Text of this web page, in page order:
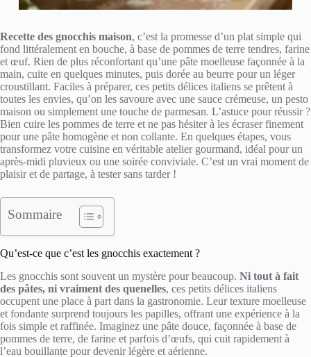
Recette des gnocchis maison, c’est la promesse d’un plat simple qui
fond littéralement en bouche, à base de pommes de terre tendres, farine
et œuf. Rien de plus réconfortant qu’une pâte moelleuse façonnée à la
main, cuite en quelques minutes, puis dorée au beurre pour un léger
croustillant. Faciles à préparer, ces petits délices italiens se prêtent à
toutes les envies, qu’on les savoure avec une sauce crémeuse, un pesto
maison ou simplement une touche de parmesan. L’astuce pour réussir ?
Bien cuire les pommes de terre et ne pas hésiter à les écraser finement
pour une pâte homogène et non collante. En quelques étapes, vous
transformez votre cuisine en véritable atelier gourmand, idéal pour un
après-midi pluvieux ou une soirée conviviale. C’est un vrai moment de
plaisir et de partage, à tester sans tarder !
Sommaire
Qu’est-ce que c’est les gnocchis exactement ?
Les gnocchis sont souvent un mystère pour beaucoup. Ni tout à fait
des pâtes, ni vraiment des quenelles, ces petits délices italiens
occupent une place à part dans la gastronomie. Leur texture moelleuse
et fondante surprend toujours les papilles, offrant une expérience à la
fois simple et raffinée. Imaginez une pâte douce, façonnée à base de
pommes de terre, de farine et parfois d’œufs, qui cuit rapidement à
l’eau bouillante pour devenir légère et aérienne.